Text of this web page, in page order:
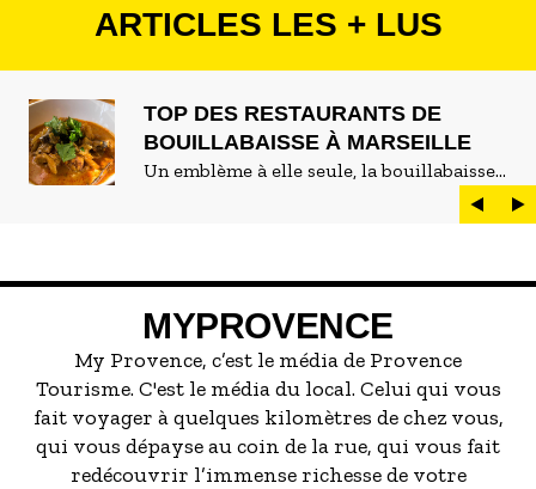
ARTICLES LES + LUS
TOP DES RESTAURANTS DE
BOUILLABAISSE À MARSEILLE
Un emblème à elle seule, la bouillabaisse
est LE plat marseillais par excellence. On
peut d'ailleurs vite être submergé·e par la
servir la meilleure...
MYPROVENCE
My Provence, c’est le média de Provence
Tourisme. C'est le média du local. Celui qui vous
fait voyager à quelques kilomètres de chez vous,
qui vous dépayse au coin de la rue, qui vous fait
redécouvrir l’immense richesse de votre